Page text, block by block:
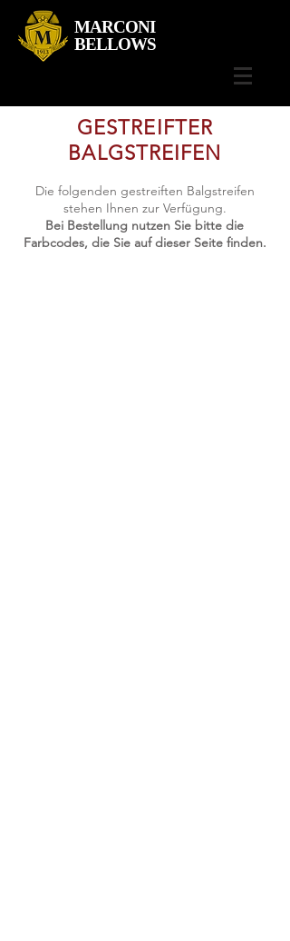
MARCONI
BELLOWS
GESTREIFTER
BALGSTREIFEN
Die folgenden gestreiften Balgstreifen
stehen Ihnen zur Verfügung.
Bei Bestellung nutzen Sie bitte die
Farbcodes, die Sie auf dieser Seite finden.